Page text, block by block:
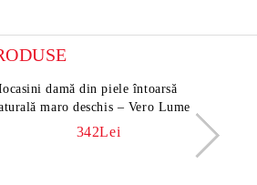
damă din piele întoarsă
maro deschis – Vero Lume
342Lei